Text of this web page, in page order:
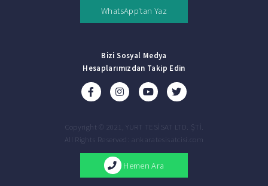
WhatsApp'tan Yaz
Bizi Sosyal Medya
Hesaplarımızdan Takip Edin
Copyright © 2021, YURT TESİSAT LTD. ŞTİ.
All Rights Reserved: ankaratesisatcisi.com
Hemen Ara